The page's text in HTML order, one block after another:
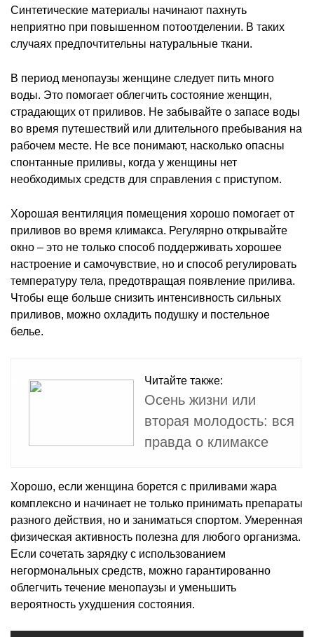
Синтетические материалы начинают пахнуть
неприятно при повышенном потоотделении. В таких
случаях предпочтительны натуральные ткани.
В период менопаузы женщине следует пить много
воды. Это помогает облегчить состояние женщин,
страдающих от приливов. Не забывайте о запасе воды
во время путешествий или длительного пребывания на
рабочем месте. Не все понимают, насколько опасны
спонтанные приливы, когда у женщины нет
необходимых средств для справления с приступом.
Хорошая вентиляция помещения хорошо помогает от
приливов во время климакса. Регулярно открывайте
окно – это не только способ поддерживать хорошее
настроение и самочувствие, но и способ регулировать
температуру тела, предотвращая появление прилива.
Чтобы еще больше снизить интенсивность сильных
приливов, можно охладить подушку и постельное
белье.
Читайте также:
Осень жизни или
вторая молодость: вся
правда о климаксе
Хорошо, если женщина борется с приливами жара
комплексно и начинает не только принимать препараты
разного действия, но и заниматься спортом. Умеренная
физическая активность полезна для любого организма.
Если сочетать зарядку с использованием
негормональных средств, можно гарантированно
облегчить течение менопаузы и уменьшить
вероятность ухудшения состояния.